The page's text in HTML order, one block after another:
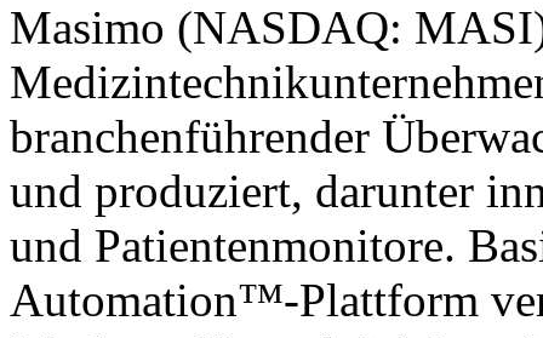
Masimo (NASDAQ:
branchenführender
und produziert, darunter
und Patientenmonitore.
Automation™-Plattform